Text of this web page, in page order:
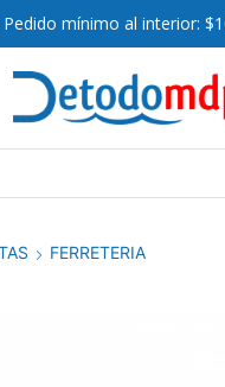
Pedido mínimo al interior:
FERRETERIA